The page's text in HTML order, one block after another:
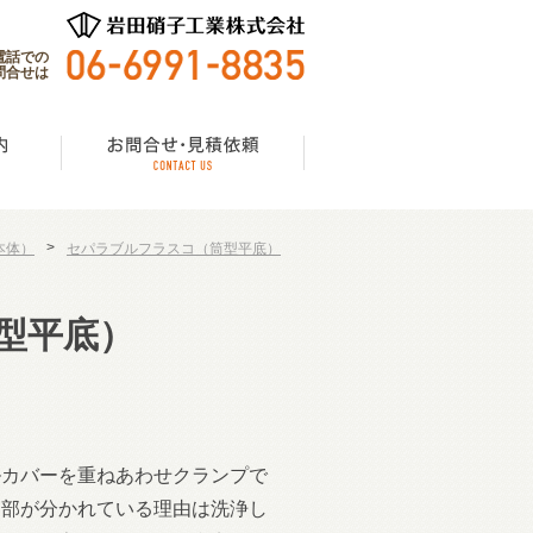
話での
合せは
） > セパラブルフラスコ（筒型平底）
平底）
バーを重ねあわせクランプで
が分かれている理由は洗浄し